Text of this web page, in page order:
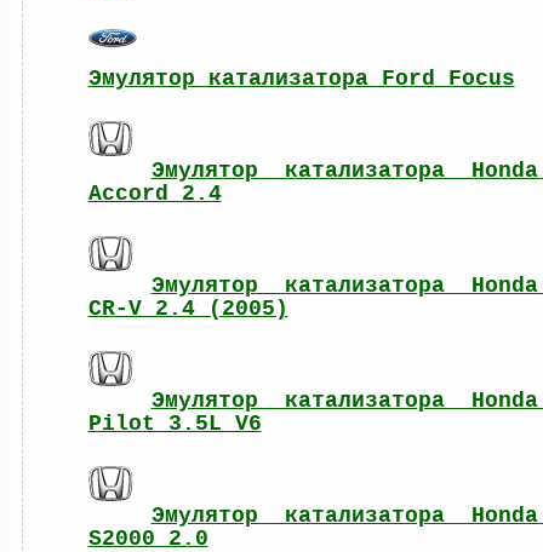
Эмулятор катализатора Ford Focus
Эмулятор катализатора Honda
Accord 2.4
Эмулятор катализатора Honda
CR-V 2.4 (2005)
Эмулятор катализатора Honda
Pilot 3.5L V6
Эмулятор катализатора Honda
S2000 2.0